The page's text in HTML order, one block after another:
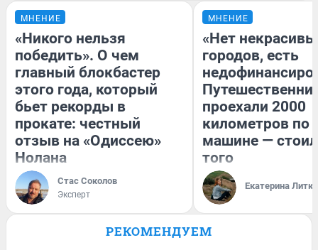
МНЕНИЕ
«Никого нельзя
победить». О чем
главный блокбастер
этого года, который
бьет рекорды в
прокате: честный
отзыв на «Одиссею»
Нолана
Стас Соколов
Эксперт
МНЕНИЕ
«Нет
городов, есть
проехали 2000
километров по
машине —
того
Екатерина
РЕКОМЕНДУЕМ